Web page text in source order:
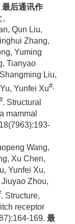
最后通讯作
Qun Liu,
Zhang,
Yuming
Tianyao
Liu,
Yunfei Xu#,
. Structural
mammal
Wang,
Xu Chen,
Yunfei Xu,
Zhou,
. Structure,
receptor
169. 最